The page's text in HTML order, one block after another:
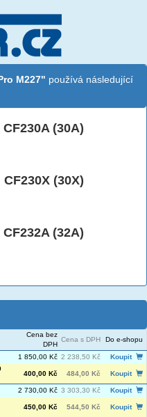
M227" používá následující
CF230A (30A)
CF230X (30X)
CF232A (32A)
Cena bez
DPH
Cena s DPH Do e-shopu
1 850,00 Kč 2 238,50 Kč
Koupit
400,00 Kč 484,00 Kč Koupit
2 730,00 Kč 3 303,30 Kč
Koupit
450,00 Kč 544,50 Kč Koupit